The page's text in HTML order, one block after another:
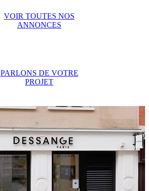
VOIR TOUTES NOS
ANNONCES
PARLONS DE VOTRE
PROJET